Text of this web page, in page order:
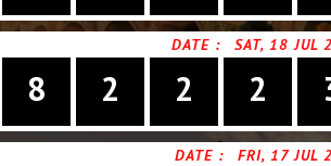
DATE : SAT, 18 JUL
8 2 2 2
DATE : FRI, 17 JUL